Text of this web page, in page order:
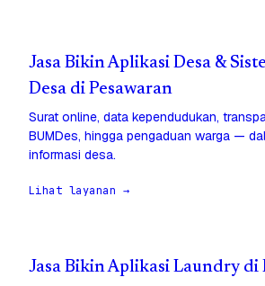
Jasa Bikin Aplikasi Desa &
Desa di Pesawaran
Surat online, data kependudukan,
BUMDes, hingga pengaduan warga —
informasi desa.
Lihat layanan →
Jasa Bikin Aplikasi Laundry di